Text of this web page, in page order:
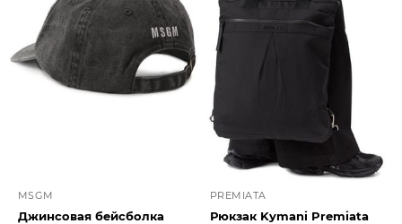
MSGM
Джинсовая бейсболка
PREMIATA
Рюкзак Kymani Premiata